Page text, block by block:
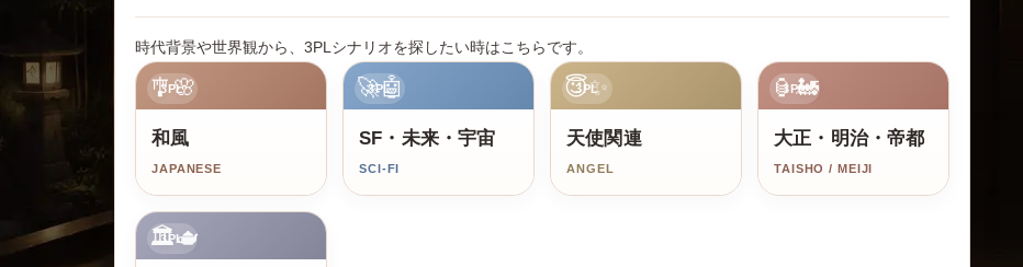
時代背景や世界観から、3PLシナリオを探したい時はこちらです。
3PL
🎐🌸
和風
JAPANESE
3PL
🚀🤖
SF・未来・宇宙
SCI-FI
3PL
😇✨
天使関連
ANGEL
3PL
🏮🚂
大正・明治・帝都
TAISHO / MEIJI
3PL
🏛️🫖